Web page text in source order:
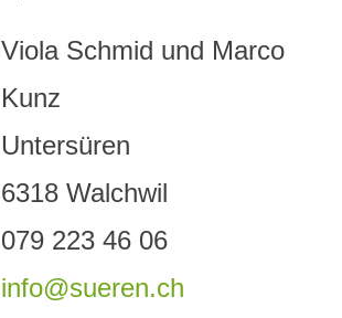
Viola Schmid und Marco
Kunz
Untersüren
6318 Walchwil
079 223 46 06
info@sueren.ch